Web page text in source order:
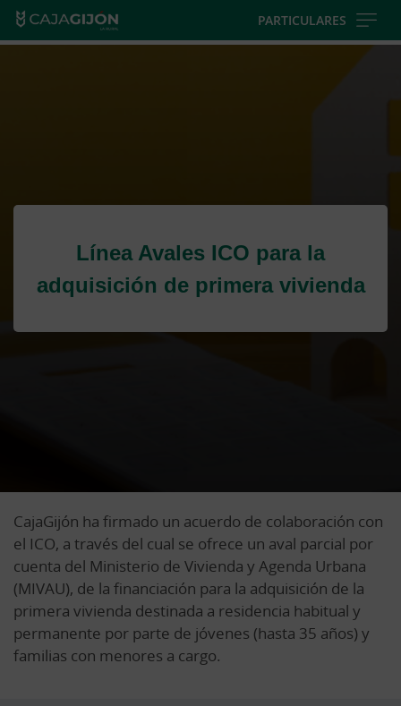
PARTICULARES
Línea Avales ICO para la
adquisición de primera vivienda
CajaGijón ha firmado un acuerdo de colaboración con
el ICO, a través del cual se ofrece un aval parcial por
cuenta del Ministerio de Vivienda y Agenda Urbana
(MIVAU), de la financiación para la adquisición de la
primera vivienda destinada a residencia habitual y
permanente por parte de jóvenes (hasta 35 años) y
familias con menores a cargo.